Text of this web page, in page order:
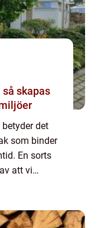
det
som binder
En sorts
att vi